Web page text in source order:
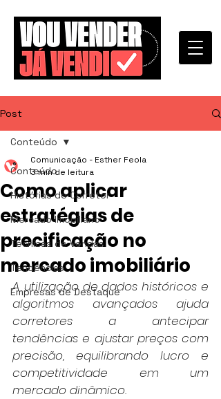
Post
Conteúdo
Histórias de Corretor
Mercado Imobiliário
Técnicas de Vendas
Tendências
Empresas de Destaque
Conteúdo
Como aplicar
estratégias de
precificação no
mercado imobiliário
Comunicação - Esther Feola
3 min de leitura
A utilização de dados históricos e
algoritmos avançados ajuda
corretores a antecipar
tendências e ajustar preços com
precisão, equilibrando lucro e
competitividade em um
mercado dinâmico.